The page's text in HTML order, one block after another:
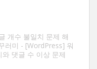
개수 불일치 문제 해
러미 - [WordPress] 워
댓글 수 이상 문제